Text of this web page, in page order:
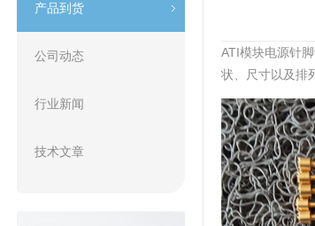
产品到货
公司动态
行业新闻
技术文章
ATI模块电源针
状、尺寸以及排